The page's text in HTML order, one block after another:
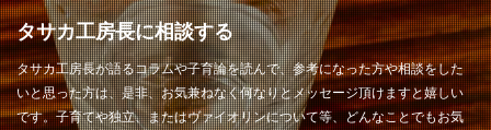
タサカ工房長に相談する
タサカ工房長が語るコラムや子育論を読んで、参考になった方や相談をした
いと思った方は、是非、お気兼ねなく何なりとメッセージ頂けますと嬉しい
です。子育てや独立、またはヴァイオリンについて等、どんなことでもお気